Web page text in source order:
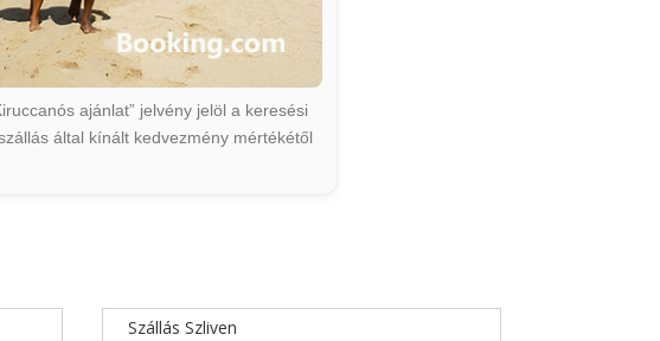
ajánlat” jelvény jelöl a keresési
által kínált kedvezmény mértékétől
Szállás Szliven